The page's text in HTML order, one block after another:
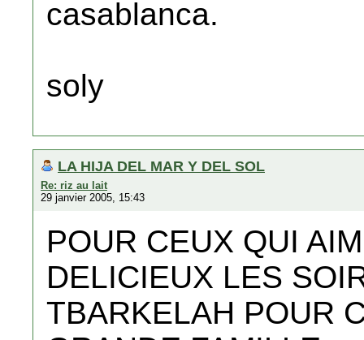
casablanca.
soly
LA HIJA DEL MAR Y DEL SOL
Re: riz au lait
29 janvier 2005, 15:43
POUR CEUX QUI
DELICIEUX LES
TBARKELAH POUR